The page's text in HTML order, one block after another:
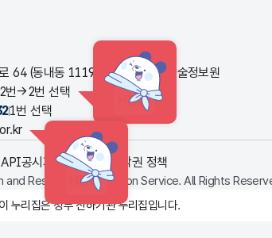
64 (동내동 1119번지) 한국교육학술정보원
번→2번 선택
HINT
1번 선택
HINT
공시자료 다운로드저작권 정책
and Research Information Service. All Rights
이 누리집은 정부 산하기관 누리집입니다.